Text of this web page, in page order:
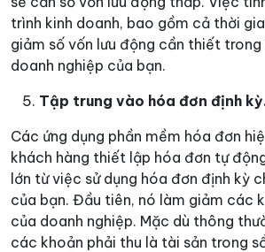
trình kinh doanh, bao gồm cả thời
giảm số vốn lưu động cần thiết
doanh nghiệp của bạn.
Tập trung vào hóa đơn định
Các ứng dụng phần mềm hóa đơn
khách hàng thiết lập hóa đơn tự
lớn từ việc sử dụng hóa đơn định kỳ
của bạn. Đầu tiên, nó làm giảm các
của doanh nghiệp. Mặc dù thông
các khoản phải thu là tài sản trong